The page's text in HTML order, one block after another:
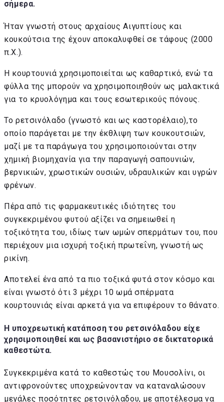
σήμερα.
Ήταν γνωστή στους αρχαίους Αιγυπτίους και
κουκούτσια της έχουν αποκαλυφθεί σε τάφους (2000
π.Χ.).
Η κουρτουνιά χρησιμοποιείται ως καθαρτικό, ενώ τα
φύλλα της μπορούν να χρησιμοποιηθούν ως μαλακτικά
για το κρυολόγημα και τους εσωτερικούς πόνους.
Το ρετσινόλαδο (γνωστό και ως καστορέλαιο),το
οποίο παράγεται με την έκθλιψη των κουκουτσιών,
μαζί με τα παράγωγα του χρησιμοποιούνται στην
χημική βιομηχανία για την παραγωγή σαπουνιών,
βερνικιών, χρωστικών ουσιών, υδραυλικών και υγρών
φρένων.
Πέρα από τις φαρμακευτικές ιδιότητες του
συγκεκριμένου φυτού αξίζει να σημειωθεί η
τοξικότητα του, ιδίως των ωμών σπερμάτων του, που
περιέχουν μια ισχυρή τοξική πρωτεΐνη, γνωστή ως
ρικίνη.
Αποτελεί ένα από τα πιο τοξικά φυτά στον κόσμο και
είναι γνωστό ότι 3 μέχρι 10 ωμά σπέρματα
κουρτουνιάς είναι αρκετά για να επιφέρουν το θάνατο.
Η υποχρεωτική κατάποση του ρετσινόλαδου είχε
χρησιμοποιηθεί και ως βασανιστήριο σε δικτατορικά
καθεστώτα.
Συγκεκριμένα κατά το καθεστώς του Μουσολίνι, οι
αντιφρονούντες υποχρεώνονταν να καταναλώσουν
μεγάλες ποσότητες ρετσινόλαδου, με αποτέλεσμα να